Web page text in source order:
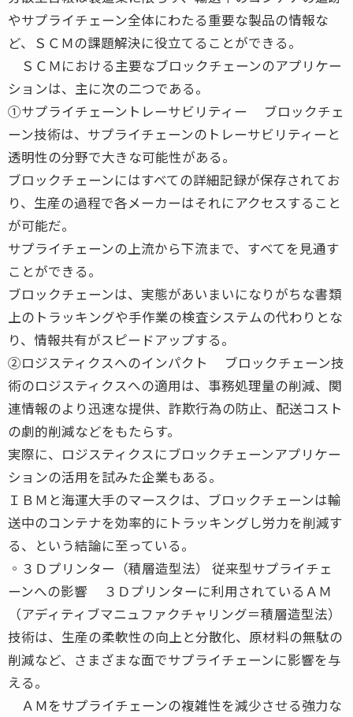
やサプライチェーン全体にわたる重要な製品の情報な
ど、ＳＣＭの課題解決に役立てることができる。
ＳＣＭにおける主要なブロックチェーンのアプリケー
ションは、主に次の二つである。
①サプライチェーントレーサビリティー ブロックチェ
ーン技術は、サプライチェーンのトレーサビリティーと
透明性の分野で大きな可能性がある。
ブロックチェーンにはすべての詳細記録が保存されてお
り、生産の過程で各メーカーはそれにアクセスすること
が可能だ。
サプライチェーンの上流から下流まで、すべてを見通す
ことができる。
ブロックチェーンは、実態があいまいになりがちな書類
上のトラッキングや手作業の検査システムの代わりとな
り、情報共有がスピードアップする。
②ロジスティクスへのインパクト ブロックチェーン技
術のロジスティクスへの適用は、事務処理量の削減、関
連情報のより迅速な提供、詐欺行為の防止、配送コスト
の劇的削減などをもたらす。
実際に、ロジスティクスにブロックチェーンアプリケー
ションの活用を試みた企業もある。
ＩＢＭと海運大手のマースクは、ブロックチェーンは輸
送中のコンテナを効率的にトラッキングし労力を削減す
る、という結論に至っている。
◦３Ｄプリンター（積層造型法） 従来型サプライチェ
ーンへの影響 ３Ｄプリンターに利用されているＡＭ
（アディティブマニュファクチャリング＝積層造型法）
技術は、生産の柔軟性の向上と分散化、原材料の無駄の
削減など、さまざまな面でサプライチェーンに影響を与
える。
ＡＭをサプライチェーンの複雑性を減少させる強力な